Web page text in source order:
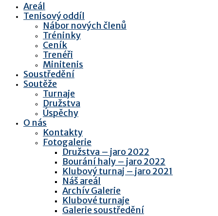
Areál
Tenisový oddíl
Nábor nových členů
Tréninky
Ceník
Trenéři
Minitenis
Soustředění
Soutěže
Turnaje
Družstva
Úspěchy
O nás
Kontakty
Fotogalerie
Družstva – jaro 2022
Bourání haly – jaro 2022
Klubový turnaj – jaro 2021
Náš areál
Archív Galerie
Klubové turnaje
Galerie soustředění